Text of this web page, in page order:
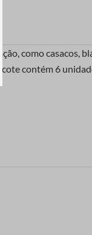
como casacos,
contém 6